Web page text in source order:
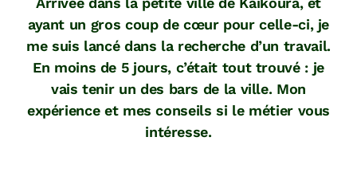
ayant un gros coup de cœur pour celle-ci, je
me suis lancé dans la recherche d’un travail.
En moins de 5 jours, c’était tout trouvé : je
vais tenir un des bars de la ville. Mon
expérience et mes conseils si le métier vous
intéresse.